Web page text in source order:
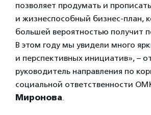
позволяет продумать и
и жизнеспособный бизнес-план,
большей вероятностью получит
В этом году мы увидели много
и перспективных инициатив», –
руководитель направления по
социальной ответственности
Миронова.